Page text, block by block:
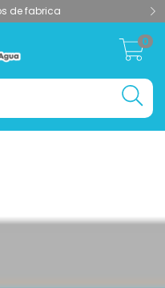
de fabrica
0